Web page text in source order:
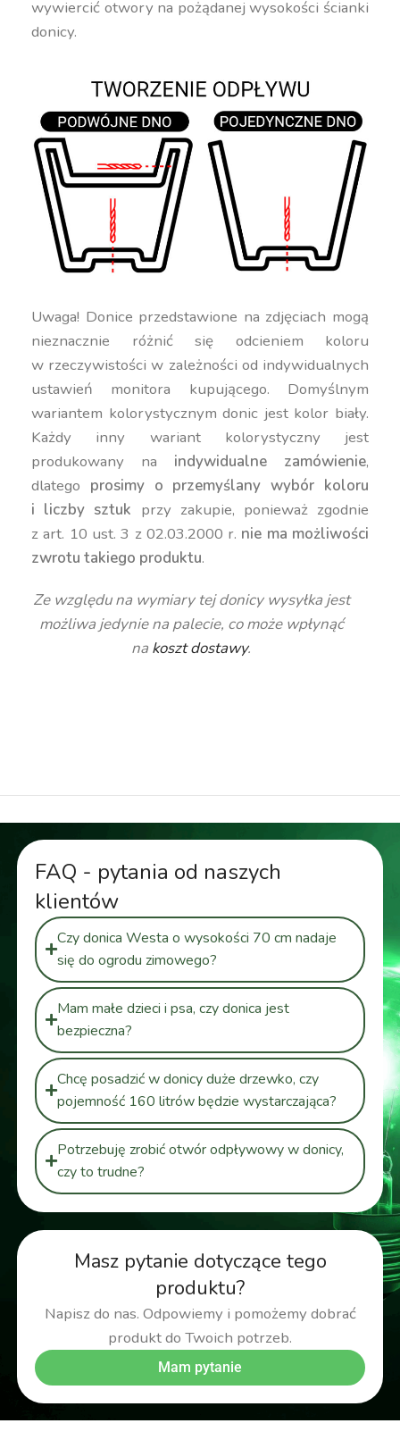
wywiercić otwory na pożądanej wysokości ścianki
donicy.
Uwaga! Donice przedstawione na zdjęciach mogą
nieznacznie różnić się odcieniem koloru
w rzeczywistości w zależności od indywidualnych
ustawień monitora kupującego. Domyślnym
wariantem kolorystycznym donic jest kolor biały.
Każdy inny wariant kolorystyczny jest
produkowany na indywidualne zamówienie,
dlatego prosimy o przemyślany wybór koloru
i liczby sztuk przy zakupie, ponieważ zgodnie
z art. 10 ust. 3 z 02.03.2000 r. nie ma możliwości
zwrotu takiego produktu.
Ze względu na wymiary tej donicy wysyłka jest
możliwa jedynie na palecie, co może wpłynąć
na koszt dostawy.
Masz pytanie dotyczące tego
produktu?
Napisz do nas. Odpowiemy i pomożemy dobrać
produkt do Twoich potrzeb.
Mam pytanie
FAQ - pytania od naszych
klientów
Czy donica Westa o wysokości 70 cm nadaje
się do ogrodu zimowego?
Mam małe dzieci i psa, czy donica jest
bezpieczna?
Chcę posadzić w donicy duże drzewko, czy
pojemność 160 litrów będzie wystarczająca?
Potrzebuję zrobić otwór odpływowy w donicy,
czy to trudne?